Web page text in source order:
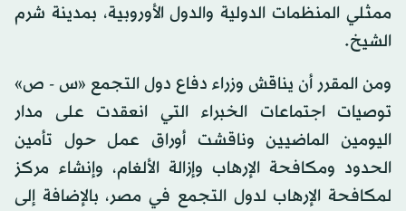
ممثلي المنظمات الدولية والدول الأوروبية، بمدينة شرم
الشيخ.
ومن المقرر أن يناقش وزراء دفاع دول التجمع «س - ص»
توصيات اجتماعات الخبراء التي انعقدت على مدار
اليومين الماضيين وناقشت أوراق عمل حول تأمين
الحدود ومكافحة الإرهاب وإزالة الألغام، وإنشاء مركز
لمكافحة الإرهاب لدول التجمع في مصر، بالإضافة إلى